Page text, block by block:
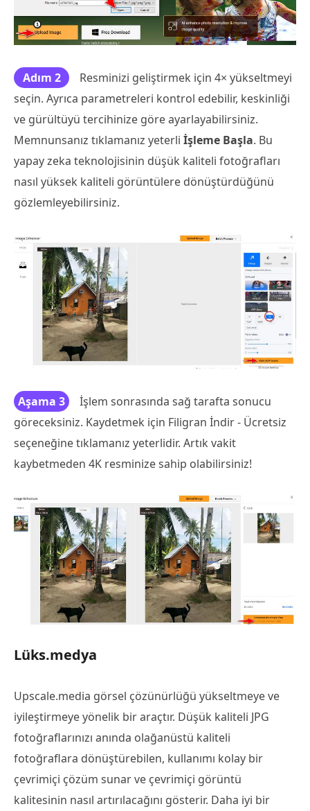
Adım 2
Resminizi geliştirmek için 4× yükseltmeyi
seçin. Ayrıca parametreleri kontrol edebilir, keskinliği
ve gürültüyü tercihinize göre ayarlayabilirsiniz.
Memnunsanız tıklamanız yeterli İşleme Başla. Bu
yapay zeka teknolojisinin düşük kaliteli fotoğrafları
nasıl yüksek kaliteli görüntülere dönüştürdüğünü
gözlemleyebilirsiniz.
Aşama 3
İşlem sonrasında sağ tarafta sonucu
göreceksiniz. Kaydetmek için Filigran İndir - Ücretsiz
seçeneğine tıklamanız yeterlidir. Artık vakit
kaybetmeden 4K resminize sahip olabilirsiniz!
Lüks.medya
Upscale.media görsel çözünürlüğü yükseltmeye ve
iyileştirmeye yönelik bir araçtır. Düşük kaliteli JPG
fotoğraflarınızı anında olağanüstü kaliteli
fotoğraflara dönüştürebilen, kullanımı kolay bir
çevrimiçi çözüm sunar ve çevrimiçi görüntü
kalitesinin nasıl artırılacağını gösterir. Daha iyi bir